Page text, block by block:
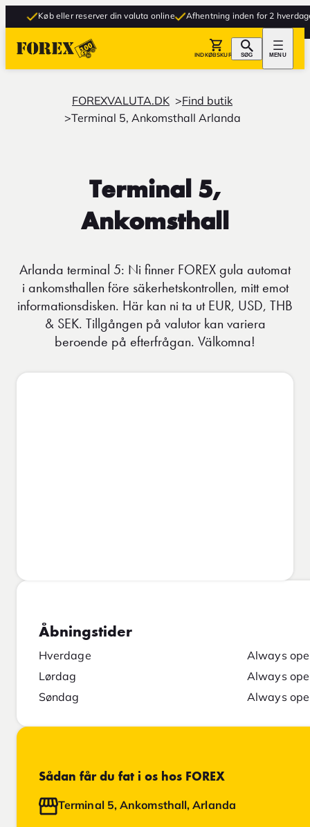
Køb eller reserver din valuta online Afhentning inden for 2 hverdage
INDKØBSKURV SØG MENU
FOREXVALUTA.DK
Find butik
Terminal 5, Ankomsthall Arlanda
Terminal 5,
Ankomsthall
Arlanda terminal 5: Ni finner FOREX gula automat
i ankomsthallen före säkerhetskontrollen, mitt emot
informationsdisken. Här kan ni ta ut EUR, USD, THB
& SEK. Tillgången på valutor kan variera
beroende på efterfrågan. Välkomna!
Åbningstider
Hverdage
Always
Lørdag
Always
Søndag
Always
Sådan får du fat i os hos FOREX
Terminal 5, Ankomsthall, Arlanda